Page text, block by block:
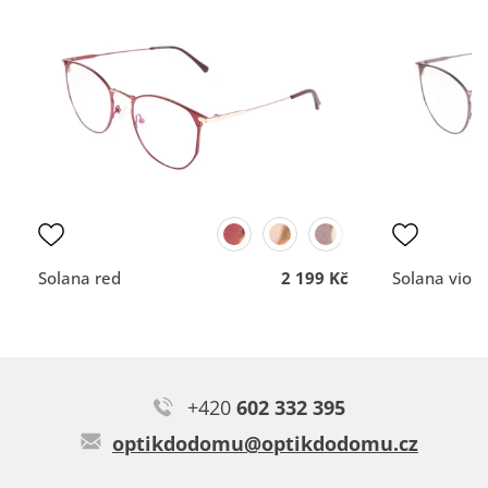
Velena red
nemám
DOPORUČUJE OBCHOD
Dodací lhůta
DOPORUČUJE
Kvalita
komunikace
Solana red 2 199 Kč Solana
+420 602 332 395
optikdodomu@optikdodomu.cz